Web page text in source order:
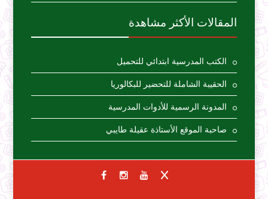
المقالات الأكثر مشاهدة
الكتب المدرسية ابتدائي للتحميل
الحقيبة الشاملة للتحضير للبكالوريا
المدونة الرسمية للأدوات المدرسية
صاحبة الموقع الأستاذة عقيلة طايبي